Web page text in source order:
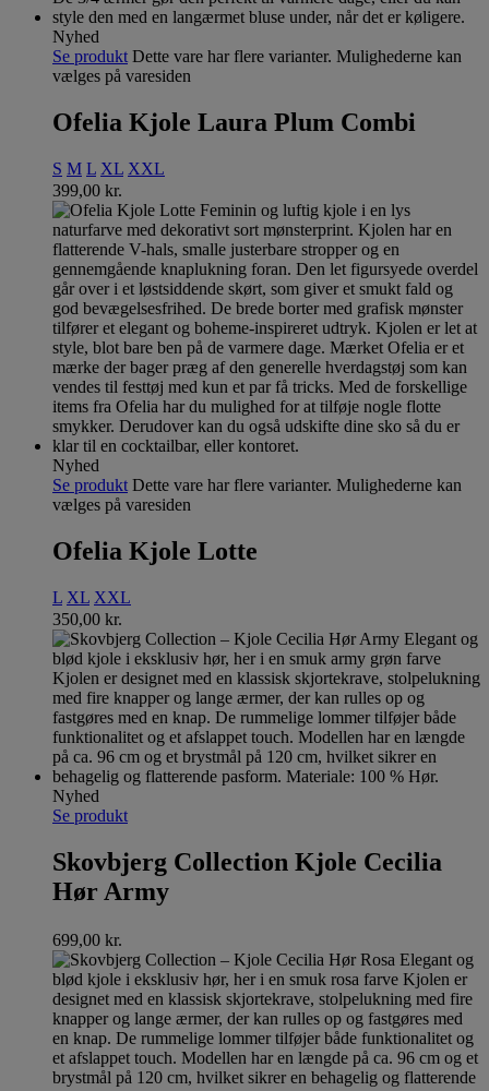
Nyhed
Se produkt Dette vare har flere varianter. Mulighederne kan
vælges på varesiden
Ofelia Kjole Laura Plum Combi
S M L XL XXL
399,00 kr.
Nyhed
Se produkt Dette vare har flere varianter. Mulighederne kan
vælges på varesiden
Ofelia Kjole Lotte
L XL XXL
350,00 kr.
Nyhed
Se produkt
Skovbjerg Collection Kjole Cecilia
Hør Army
699,00 kr.